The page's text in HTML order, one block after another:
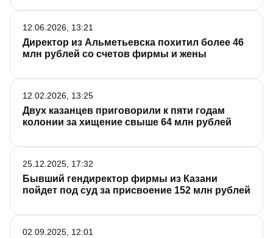
Директор из Альметьевска похитил более 46
млн рублей со счетов фирмы и жены
12.06.2026, 13:21
Двух казанцев приговорили к пяти годам
колонии за хищение свыше 64 млн рублей
12.02.2026, 13:25
Бывший гендиректор фирмы из Казани
пойдет под суд за присвоение 152 млн рублей
25.12.2025, 17:32
02.09.2025, 12:01